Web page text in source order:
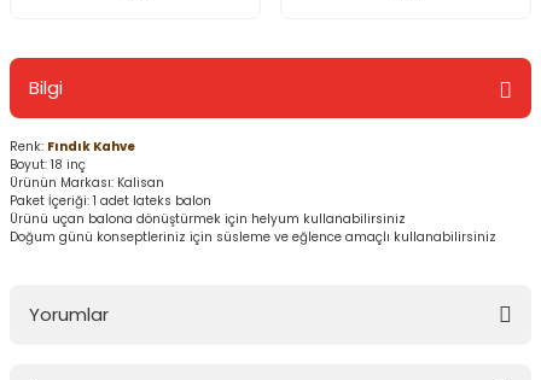
Bilgi
Renk: Fındık Kahve
Boyut: 18 inç
Ürünün Markası: Kalisan
Paket İçeriği: 1 adet lateks balon
Ürünü uçan balona dönüştürmek için helyum kullanabilirsiniz
Doğum günü konseptleriniz için süsleme ve eğlence amaçlı kullanabilirsiniz
Yorumlar